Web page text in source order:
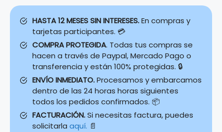
HASTA 12 MESES SIN INTERESES.En compras y
tarjetas participantes. 💳
COMPRA PROTEGIDA. Todas tus compras se
hacen a través de Paypal, Mercado Pago o
transferencia y están 100% protegidas. 🔒
ENVÍO INMEDIATO.Procesamos y embarcamos
dentro de las 24 horas horas siguientes
todos los pedidos confirmados. 📦
FACTURACIÓN.Si necesitas factura, puedes
solicitarla aquí. 📄